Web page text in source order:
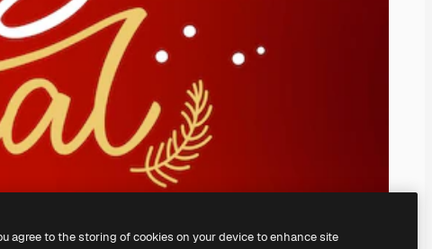
agree to the storing of cookies on your device to enhance site